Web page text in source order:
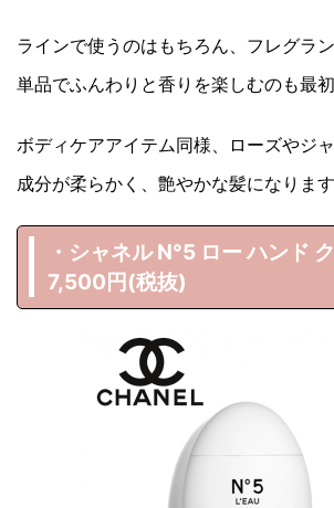
ラインで使うのはもちろん、フレグラ
単品でふんわりと香りを楽しむのも最
ボディケアアイテム同様、ローズやジ
成分が柔らかく、艶やかな髪になります
・シャネル N°5 ロー ハンド
7,500円(税抜)